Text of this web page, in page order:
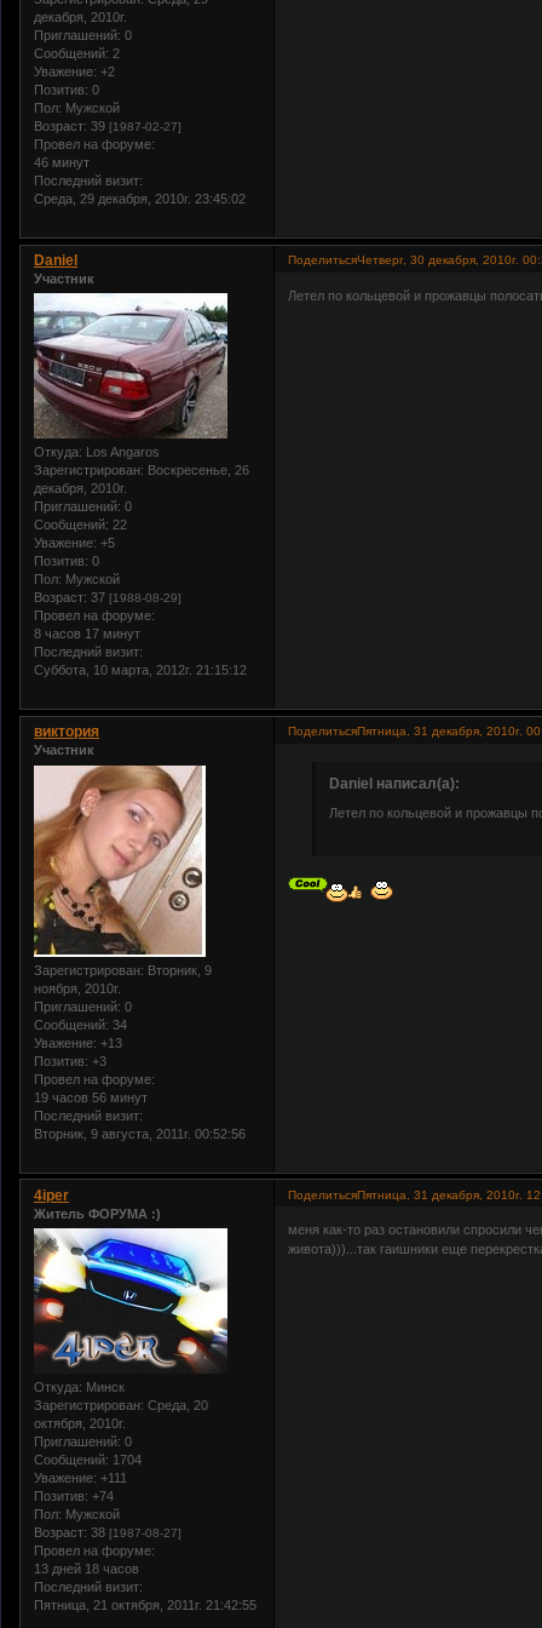
декабря, 2010г.
Приглашений: 0
Сообщений: 2
Уважение: +2
Позитив: 0
Пол: Мужской
Возраст: 39 [1987-02-27]
Провел на форуме:
46 минут
Последний визит:
Среда, 29 декабря, 2010г. 23:45:02
ПоделитьсяЧетверг, 30 декабря, 2010г.
Daniel
Участник
Откуда: Los Angaros
Зарегистрирован: Воскресенье, 26
декабря, 2010г.
Приглашений: 0
Сообщений: 22
Уважение: +5
Позитив: 0
Пол: Мужской
Возраст: 37 [1988-08-29]
Провел на форуме:
8 часов 17 минут
Последний визит:
Суббота, 10 марта, 2012г. 21:15:12
Летел по кольцевой и прожавцы
ПоделитьсяПятница, 31 декабря, 2010г.
виктория
Участник
Зарегистрирован: Вторник, 9
ноября, 2010г.
Приглашений: 0
Сообщений: 34
Уважение: +13
Позитив: +3
Провел на форуме:
19 часов 56 минут
Последний визит:
Вторник, 9 августа, 2011г. 00:52:56
Daniel написал(а):
Летел по кольцевой и прожавцы
ПоделитьсяПятница, 31 декабря, 2010г.
4iper
Житель ФОРУМА :)
Откуда: Минск
Зарегистрирован: Среда, 20
октября, 2010г.
Приглашений: 0
Сообщений: 1704
Уважение: +111
Позитив: +74
Пол: Мужской
Возраст: 38 [1987-08-27]
Провел на форуме:
13 дней 18 часов
Последний визит:
Пятница, 21 октября, 2011г. 21:42:55
меня как-то раз остановили спросили
живота)))...так гаишники еще